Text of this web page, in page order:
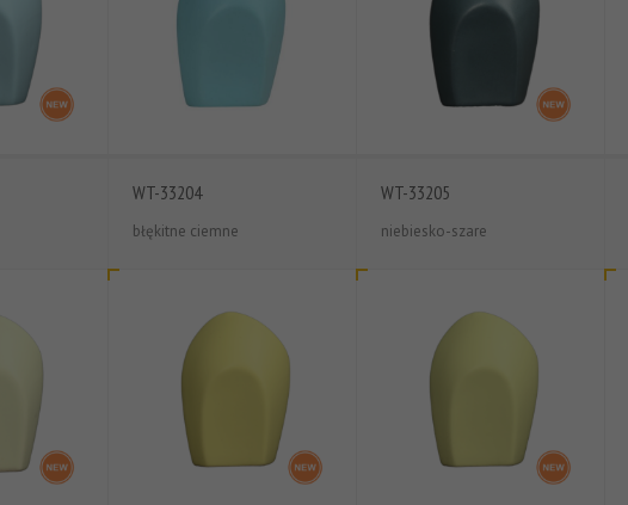
WT-33204
błękitne ciemne
WT-33205
niebiesko-szare